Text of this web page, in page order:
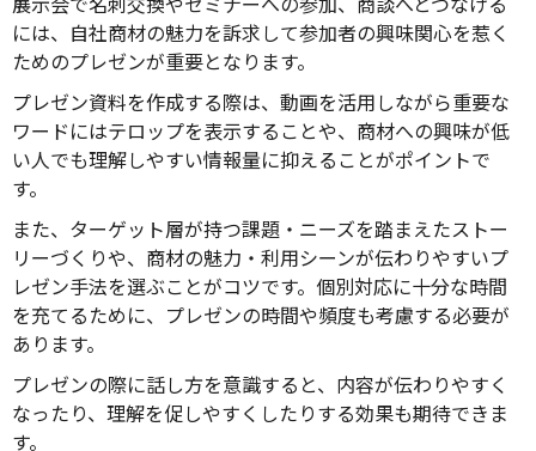
には、自社商材の魅力を訴求して参加者の興味関心を惹く
ためのプレゼンが重要となります。
プレゼン資料を作成する際は、動画を活用しながら重要な
ワードにはテロップを表示することや、商材への興味が低
い人でも理解しやすい情報量に抑えることがポイントで
す。
また、ターゲット層が持つ課題・ニーズを踏まえたストー
リーづくりや、商材の魅力・利用シーンが伝わりやすいプ
レゼン手法を選ぶことがコツです。個別対応に十分な時間
を充てるために、プレゼンの時間や頻度も考慮する必要が
あります。
プレゼンの際に話し方を意識すると、内容が伝わりやすく
なったり、理解を促しやすくしたりする効果も期待できま
す。